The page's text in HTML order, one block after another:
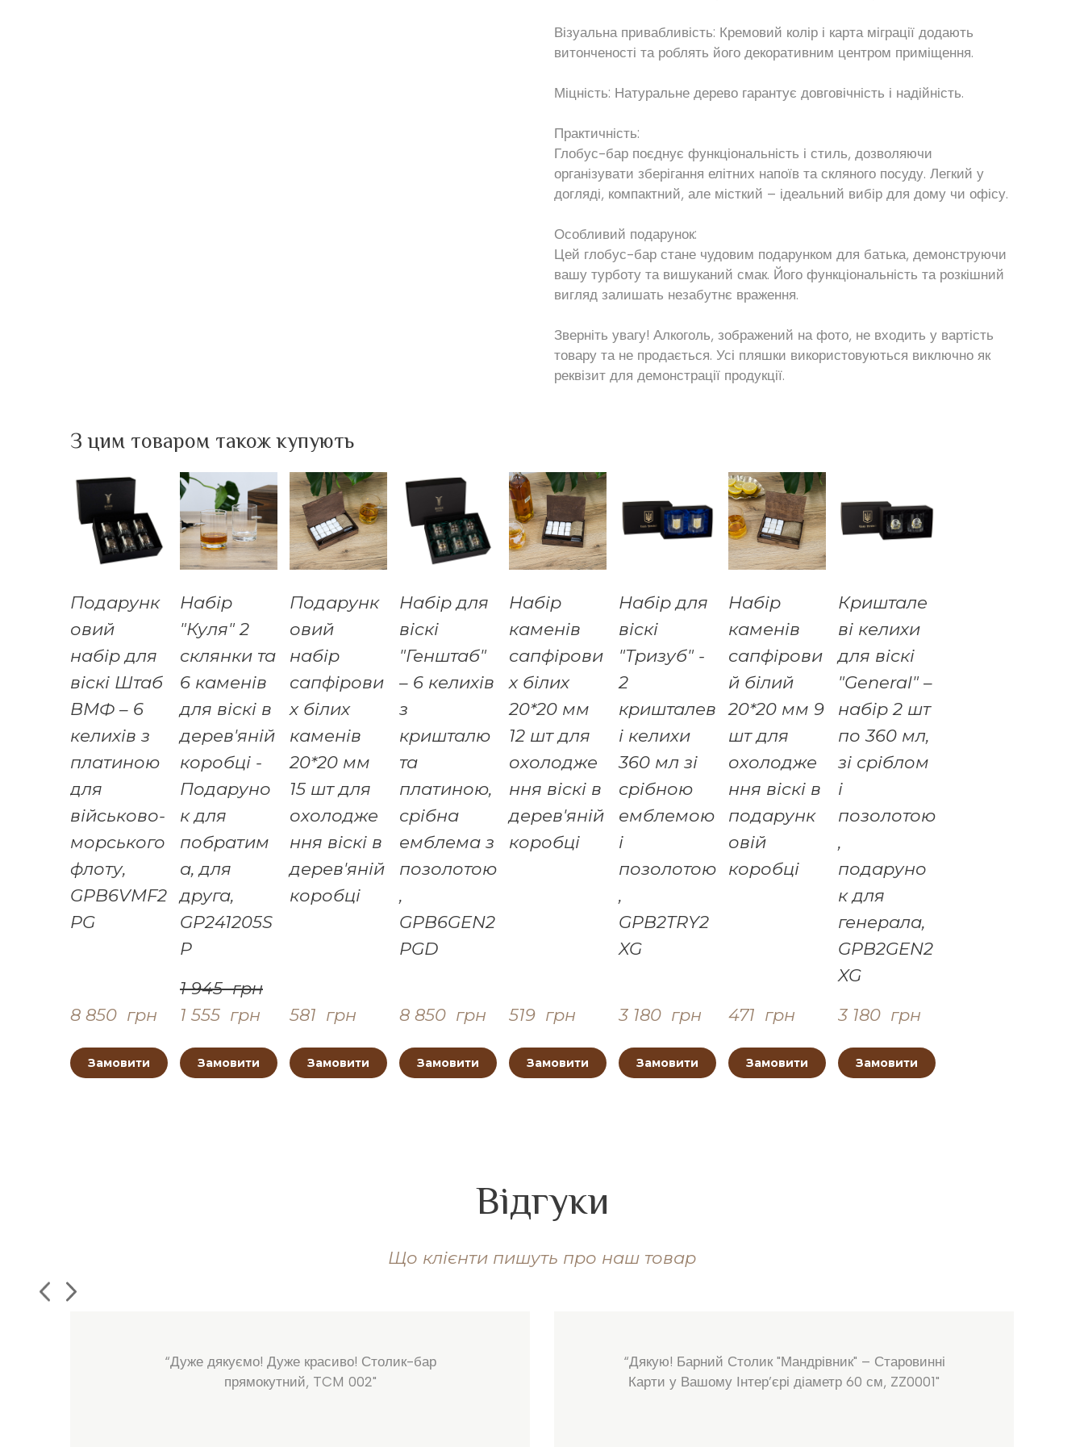
Візуальна привабливість: Кремовий колір і карта міграції додають
витонченості та роблять його декоративним центром приміщення.
Міцність: Натуральне дерево гарантує довговічність і надійність.
Практичність:
Глобус-бар поєднує функціональність і стиль, дозволяючи
організувати зберігання елітних напоїв та скляного посуду. Легкий у
догляді, компактний, але місткий – ідеальний вибір для дому чи офісу.
Особливий подарунок:
Цей глобус-бар стане чудовим подарунком для батька, демонструючи
вашу турботу та вишуканий смак. Його функціональність та розкішний
вигляд залишать незабутнє враження.
Зверніть увагу! Алкоголь, зображений на фото, не входить у вартість
товару та не продається. Усі пляшки використовуються виключно як
реквізит для демонстрації продукції.
З цим товаром також купують
Подарунк
овий
набір для
віскі Штаб
ВМФ – 6
келихів з
платиною
для
військово-
морського
флоту,
GPB6VMF2
PG
8 850  грн
Замовити
Набір
"Куля" 2
склянки та
6 каменів
для віскі в
дерев'яній
коробці -
Подаруно
к для
побратим
а, для
друга,
GP241205S
P
1 945  грн
1 555  грн
Замовити
Подарунк
овий
набір
сапфірови
х білих
каменів
20*20 мм
15 шт для
охолодже
ння віскі в
дерев'яній
коробці
581  грн
Замовити
Набір для
віскі
"Генштаб"
– 6 келихів
з
кришталю
та
платиною,
срібна
емблема з
позолотою
,
GPB6GEN2
PGD
8 850  грн
Замовити
Набір
каменів
сапфірови
х білих
20*20 мм
12 шт для
охолодже
ння віскі в
дерев'яній
коробці
519  грн
Замовити
Набір для
віскі
"Тризуб" -
2
кришталев
і келихи
360 мл зі
срібною
емблемою
і
позолотою
,
GPB2TRY2
XG
3 180  грн
Замовити
Набір
каменів
сапфірови
й білий
20*20 мм 9
шт для
охолодже
ння віскі в
подарунк
овій
коробці
471  грн
Замовити
Криштале
ві келихи
для віскі
"General" –
набір 2 шт
по 360 мл,
зі сріблом
і
позолотою
,
подаруно
к для
генерала,
GPB2GEN2
XG
3 180  грн
Замовити
Відгуки
Що клієнти пишуть про наш товар
“Дуже дякуємо! Дуже красиво! Столик-бар
прямокутний, TCM 002"
“Дякую! Барний Столик "Мандрівник" – Старовинні
Карти у Вашому Інтер’єрі діаметр 60 см, ZZ0001"